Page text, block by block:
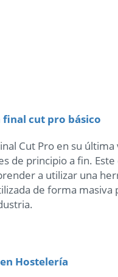
final cut pro básico
Cut Pro en su
de principio a fin.
a utilizar una
de forma
Hostelería